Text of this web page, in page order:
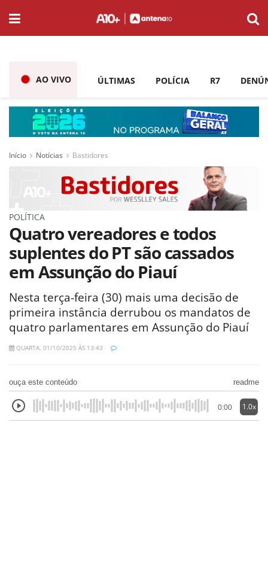
AO VIVO ÚLTIMAS POLÍCIA R7
Início Notícias Bastidores
POLÍTICA
Quatro vereadores e todos
suplentes do PT são cassados
em Assunção do Piauí
Nesta terça-feira (30) mais uma decisão de
primeira instância derrubou os mandatos de
quatro parlamentares em Assunção do Piauí
QUARTA, 01/10/2025 ÀS 13:43
ouça este conteúdo readme
0:00 1.0x